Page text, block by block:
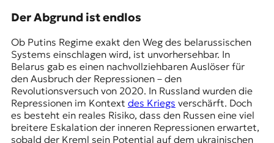
Der Abgrund ist endlos
Ob Putins Regime exakt den Weg des belarussischen
Systems einschlagen wird, ist unvorhersehbar. In
Belarus gab es einen nachvollziehbaren Auslöser für
den Ausbruch der Repressionen – den
Revolutionsversuch von 2020. In Russland wurden die
Repressionen im Kontext des Kriegs verschärft. Doch
es besteht ein reales Risiko, dass den Russen eine viel
breitere Eskalation der inneren Repressionen erwartet,
sobald der Kreml sein Potential auf dem ukrainischen